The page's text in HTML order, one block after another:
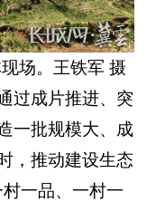
场。王铁军 摄
过成片推进、突
一批规模大、成
，推动建设生态
一品、一村一